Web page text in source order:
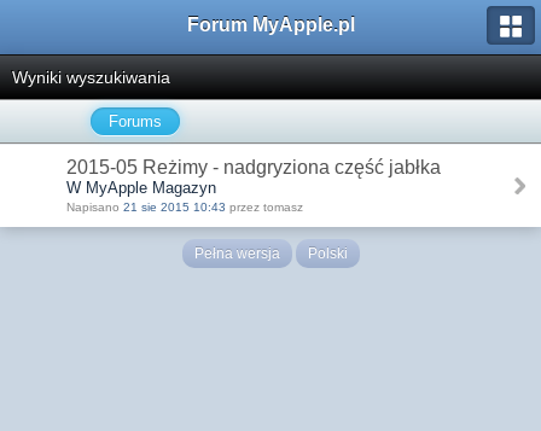
Forum MyApple.pl
Wyniki wyszukiwania
Forums
2015-05 Reżimy - nadgryziona część jabłka
W MyApple Magazyn
Napisano 21 sie 2015 10:43 przez tomasz
Pełna wersja Polski